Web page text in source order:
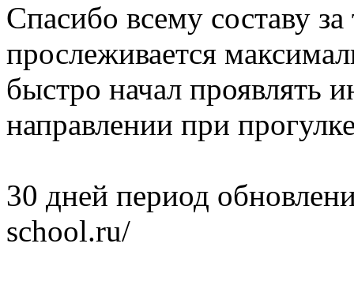
Спасибо всему составу
прослеживается
быстро начал проявлять
направлении при
30 дней период
school.ru/